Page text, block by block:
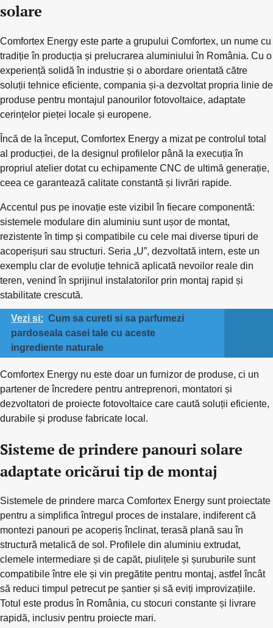
solare
Comfortex Energy este parte a grupului Comfortex, un nume cu
tradiție în producția și prelucrarea aluminiului în România. Cu o
experiență solidă în industrie și o abordare orientată către
soluții tehnice eficiente, compania și-a dezvoltat propria linie de
produse pentru montajul panourilor fotovoltaice, adaptate
cerințelor pieței locale și europene.
Încă de la început, Comfortex Energy a mizat pe controlul total
al producției, de la designul profilelor până la execuția în
propriul atelier dotat cu echipamente CNC de ultimă generație,
ceea ce garantează calitate constantă și livrări rapide.
Accentul pus pe inovație este vizibil în fiecare componentă:
sistemele modulare din aluminiu sunt ușor de montat,
rezistente în timp și compatibile cu cele mai diverse tipuri de
acoperișuri sau structuri. Seria „U”, dezvoltată intern, este un
exemplu clar de evoluție tehnică aplicată nevoilor reale din
teren, venind în sprijinul instalatorilor prin montaj rapid și
stabilitate crescută.
Vezi si: Cum sa cureti si sa parfumezi
pardoseala casei tale cu aceste
ingrediente naturale
Comfortex Energy nu este doar un furnizor de produse, ci un
partener de încredere pentru antreprenori, montatori și
dezvoltatori de proiecte fotovoltaice care caută soluții eficiente,
durabile și produse fabricate local.
Sisteme de prindere panouri solare
adaptate oricărui tip de montaj
Sistemele de prindere marca Comfortex Energy sunt proiectate
pentru a simplifica întregul proces de instalare, indiferent că
montezi panouri pe acoperiș înclinat, terasă plană sau în
structură metalică de sol. Profilele din aluminiu extrudat,
clemele intermediare și de capăt, piulițele și șuruburile sunt
compatibile între ele și vin pregătite pentru montaj, astfel încât
să reduci timpul petrecut pe șantier și să eviți improvizațiile.
Totul este produs în România, cu stocuri constante și livrare
rapidă, inclusiv pentru proiecte mari.